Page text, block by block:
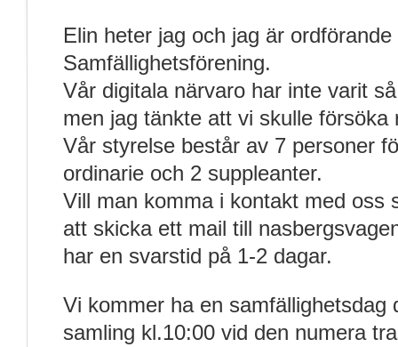
Elin heter jag och jag är
Samfällighetsförening.
Vår digitala närvaro har inte varit
men jag tänkte att vi skulle försöka
Vår styrelse består av 7 personer
ordinarie och 2 suppleanter.
Vill man komma i kontakt med oss
att skicka ett mail till
har en svarstid på 1-2 dagar.
Vi kommer ha en samfällighetsdag
samling kl.10:00 vid den numera